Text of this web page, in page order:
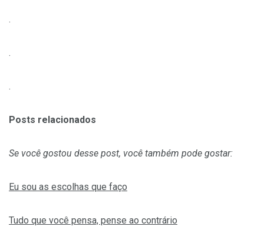
.
.
.
Posts relacionados
Se você gostou desse post, você também pode gostar:
Eu sou as escolhas que faço
Tudo que você pensa, pense ao contrário